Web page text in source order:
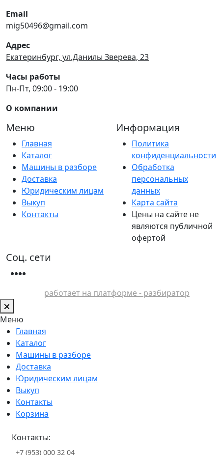
Email
mig50496@gmail.com
Адрес
Екатеринбург, ул.Данилы Зверева, 23
Часы работы
Пн-Пт, 09:00 - 19:00
О компании
Меню
Главная
Каталог
Машины в разборе
Доставка
Юридическим лицам
Выкуп
Контакты
Информация
Политика
конфиденциальности
Обработка
персональных
данных
Карта сайта
Цены на сайте не
являются публичной
офертой
Соц. сети
работает на платформе - разбиратор
Меню
Главная
Каталог
Машины в разборе
Доставка
Юридическим лицам
Выкуп
Контакты
Корзина
Контакты:
+7 (953) 000 32 04